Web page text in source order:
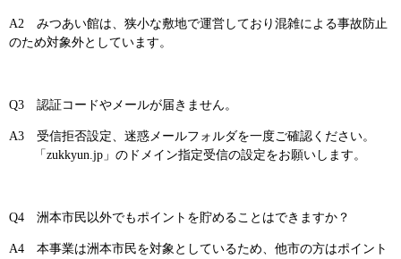
A2 みつあい館は、狭小な敷地で運営しており混雑による事故防止
のため対象外としています。
Q3 認証コードやメールが届きません。
A3 受信拒否設定、迷惑メールフォルダを一度ご確認ください。
「zukkyun.jp」のドメイン指定受信の設定をお願いします。
Q4 洲本市民以外でもポイントを貯めることはできますか？
A4 本事業は洲本市民を対象としているため、他市の方はポイント